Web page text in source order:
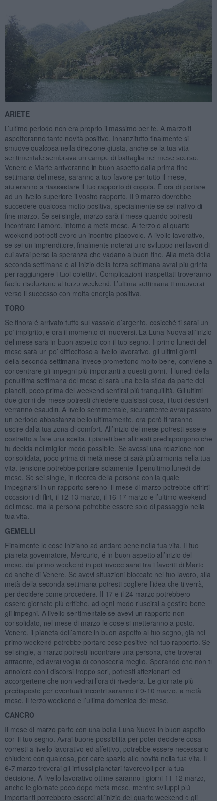
ARIETE
L’ultimo periodo non era proprio il massimo per te. A marzo ti
aspetteranno tante novità positive. Innanzitutto finalmente si
smuove qualcosa nella direzione giusta, anche se la tua vita
sentimentale sembrava un campo di battaglia nel mese scorso.
Venere e Marte arriveranno in buon aspetto dalla prima fine
settimana del mese, saranno a tuo favore per tutto il mese,
aiuteranno a riassestare il tuo rapporto di coppia. É ora di portare
ad un livello superiore il vostro rapporto. Il 9 marzo dovrebbe
succedere qualcosa molto positiva, specialmente se sei nativo di
fine marzo. Se sei single, marzo sarà il mese quando potresti
incontrare l’amore, intorno a metà mese. Al terzo o al quarto
weekend potresti avere un incontro piacevole. A livello lavorativo,
se sei un imprenditore, finalmente noterai uno sviluppo nei lavori di
cui avrai perso la speranza che vadano a buon fine. Alla metà della
seconda settimana e all’inizio della terza settimana avrai più grinta
per raggiungere i tuoi obiettivi. Complicazioni inaspettati troveranno
facile risoluzione al terzo weekend. L’ultima settimana ti muoverai
verso il successo con molta energia positiva.
TORO
Se finora é arrivato tutto sul vassoio d’argento, cosicché ti sarai un
po’ impigrito, é ora il momento di muoversi. La Luna Nuova all’inizio
del mese sarà in buon aspetto con il tuo segno. Il primo lunedi del
mese sarà un po’ difficoltoso a livello lavorativo, gli ultimi giorni
della seconda settimana invece promettono molto bene, conviene a
concentrare gli impegni più importanti a questi giorni. Il lunedi della
penultima settimana del mese ci sarà una bella sfida da parte dei
pianeti, poco prima del weekend sentirai più tranquillità. Gli ultimi
due giorni del mese potresti chiedere qualsiasi cosa, i tuoi desideri
verranno esauditi. A livello sentimentale, sicuramente avrai passato
un periodo abbastanza bello ultimamente, ora però ti faranno
uscire dalla tua zona di comfort. All’inizio del mese potresti essere
costretto a fare una scelta, i pianeti ben allineati predispongono che
tu decida nel miglior modo possibile. Se avessi una relazione non
consolidata, poco prima di metà mese ci sarà più armonia nella tua
vita, tensione potrebbe portare solamente il penultimo lunedi del
mese. Se sei single, in ricerca della persona con la quale
impegnarsi in un rapporto sereno, il mese di marzo potrebbe offrirti
occasioni di flirt, il 12-13 marzo, il 16-17 marzo e l’ultimo weekend
del mese, ma la persona potrebbe essere solo di passaggio nella
tua vita.
GEMELLI
Finalmente le cose iniziano ad andare bene nella tua vita. Il tuo
pianeta governatore, Mercurio, é in buon aspetto all’inizio del
mese, dal primo weekend in poi invece sarai tra i favoriti di Marte
ed anche di Venere. Se avevi situazioni bloccate nel tuo lavoro, alla
metà della seconda settimana potresti cogliere l’idea che ti verrà,
per decidere come procedere. Il 17 e il 24 marzo potrebbero
essere giornate più critiche, ad ogni modo riuscirai a gestire bene
gli impegni. A livello sentimentale se avevi un rapporto non
consolidato, nel mese di marzo le cose si metteranno a posto.
Venere, il pianeta dell’amore in buon aspetto al tuo segno, già nel
primo weekend potrebbe portare cose positive nel tuo rapporto. Se
sei single, a marzo potresti incontrare una persona, che troverai
attraente, ed avrai voglia di conoscerla meglio. Sperando che non ti
annoierà con i discorsi troppo seri, potresti affezionarti ed
accorgertene che non vedrai l’ora di rivederla. Le giornate più
predisposte per eventuali incontri saranno il 9-10 marzo, a metà
mese, il terzo weekend e l’ultima domenica del mese.
CANCRO
Il mese di marzo parte con una bella Luna Nuova in buon aspetto
con il tuo segno. Avrai buone possibilitá per poter decidere cosa
vorresti a livello lavorativo ed affettivo, potrebbe essere necessario
chiudere con qualcosa, per dare spazio alle novitá nella tua vita. Il
6-7 marzo troverai gli influssi planetari favorevoli per la tua
decisione. A livello lavorativo ottime saranno i giorni 11-12 marzo,
anche le giornate poco dopo metá mese, mentre sviluppi piú
importanti potrebbero esserci all’inizio del quarto weekend e gli